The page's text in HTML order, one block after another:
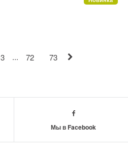
3 ... 72 73
Мы в Facebook